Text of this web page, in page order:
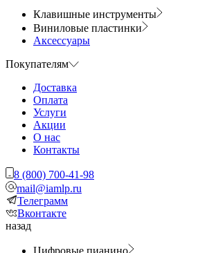
Клавишные инструменты
Виниловые пластинки
Аксессуары
Покупателям
Доставка
Оплата
Услуги
Акции
О нас
Контакты
8 (800) 700-41-98
mail@iamlp.ru
Телеграмм
Вконтакте
назад
Цифровые пианино